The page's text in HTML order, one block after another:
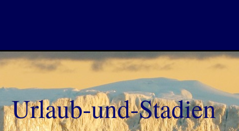
Urlaub-und-Stadien